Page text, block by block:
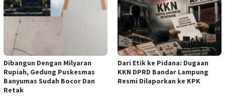
Dibangun Dengan Milyaran
Rupiah, Gedung Puskesmas
Banyumas Sudah Bocor Dan
Retak
Dari Etik ke Pidana: Dugaan
KKN DPRD Bandar Lampung
Resmi Dilaporkan ke KPK